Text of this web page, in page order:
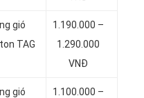
gió
TAG
1.190.000 –
1.290.000
VNĐ
gió
1.100.000 –